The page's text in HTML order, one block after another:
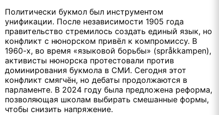
Политически букмол был инструментом
унификации. После независимости 1905 года
правительство стремилось создать единый язык, но
конфликт с нюнорском привёл к компромиссу. В
1960-х, во время «языковой борьбы» (språkkampen),
активисты нюнорска протестовали против
доминирования букмола в СМИ. Сегодня этот
конфликт смягчён, но дебаты продолжаются в
парламенте. В 2024 году была предложена реформа,
позволяющая школам выбирать смешанные формы,
чтобы снизить напряжение.